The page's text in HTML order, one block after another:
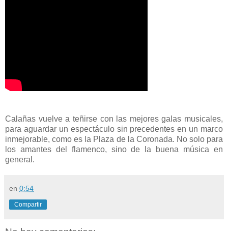
Calañas vuelve a teñirse con las mejores galas musicales,
para aguardar un espectáculo sin precedentes en un marco
inmejorable, como es la Plaza de la Coronada. No solo para
los amantes del flamenco, sino de la buena música en
general.
en 0:54
Compartir